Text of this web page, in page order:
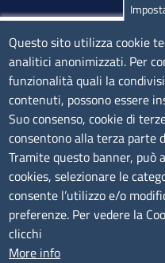
Olbia
Via Nanni 43 - 07026
Tel. 0789 66122 | 0789
mail:
lunedì al venerdì: 9,00 -
- 17,00
CONTATTI
Camera di Commercio,
Agricoltura di Sassari
Questo sito utilizza cookie
analitici anonimizzati. Per
funzionalità quali la
contenuti, possono essere
Suo consenso, cookie di
consentono alla terza parte
Tramite questo banner,
cookies, selezionare le
consente l’utilizzo e/o
preferenze. Per vedere la
clicchi
More info